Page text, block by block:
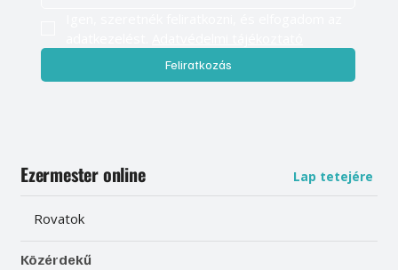
Feliratkozás
Ezermester online Lap tetejére
Rovatok
Közérdekű